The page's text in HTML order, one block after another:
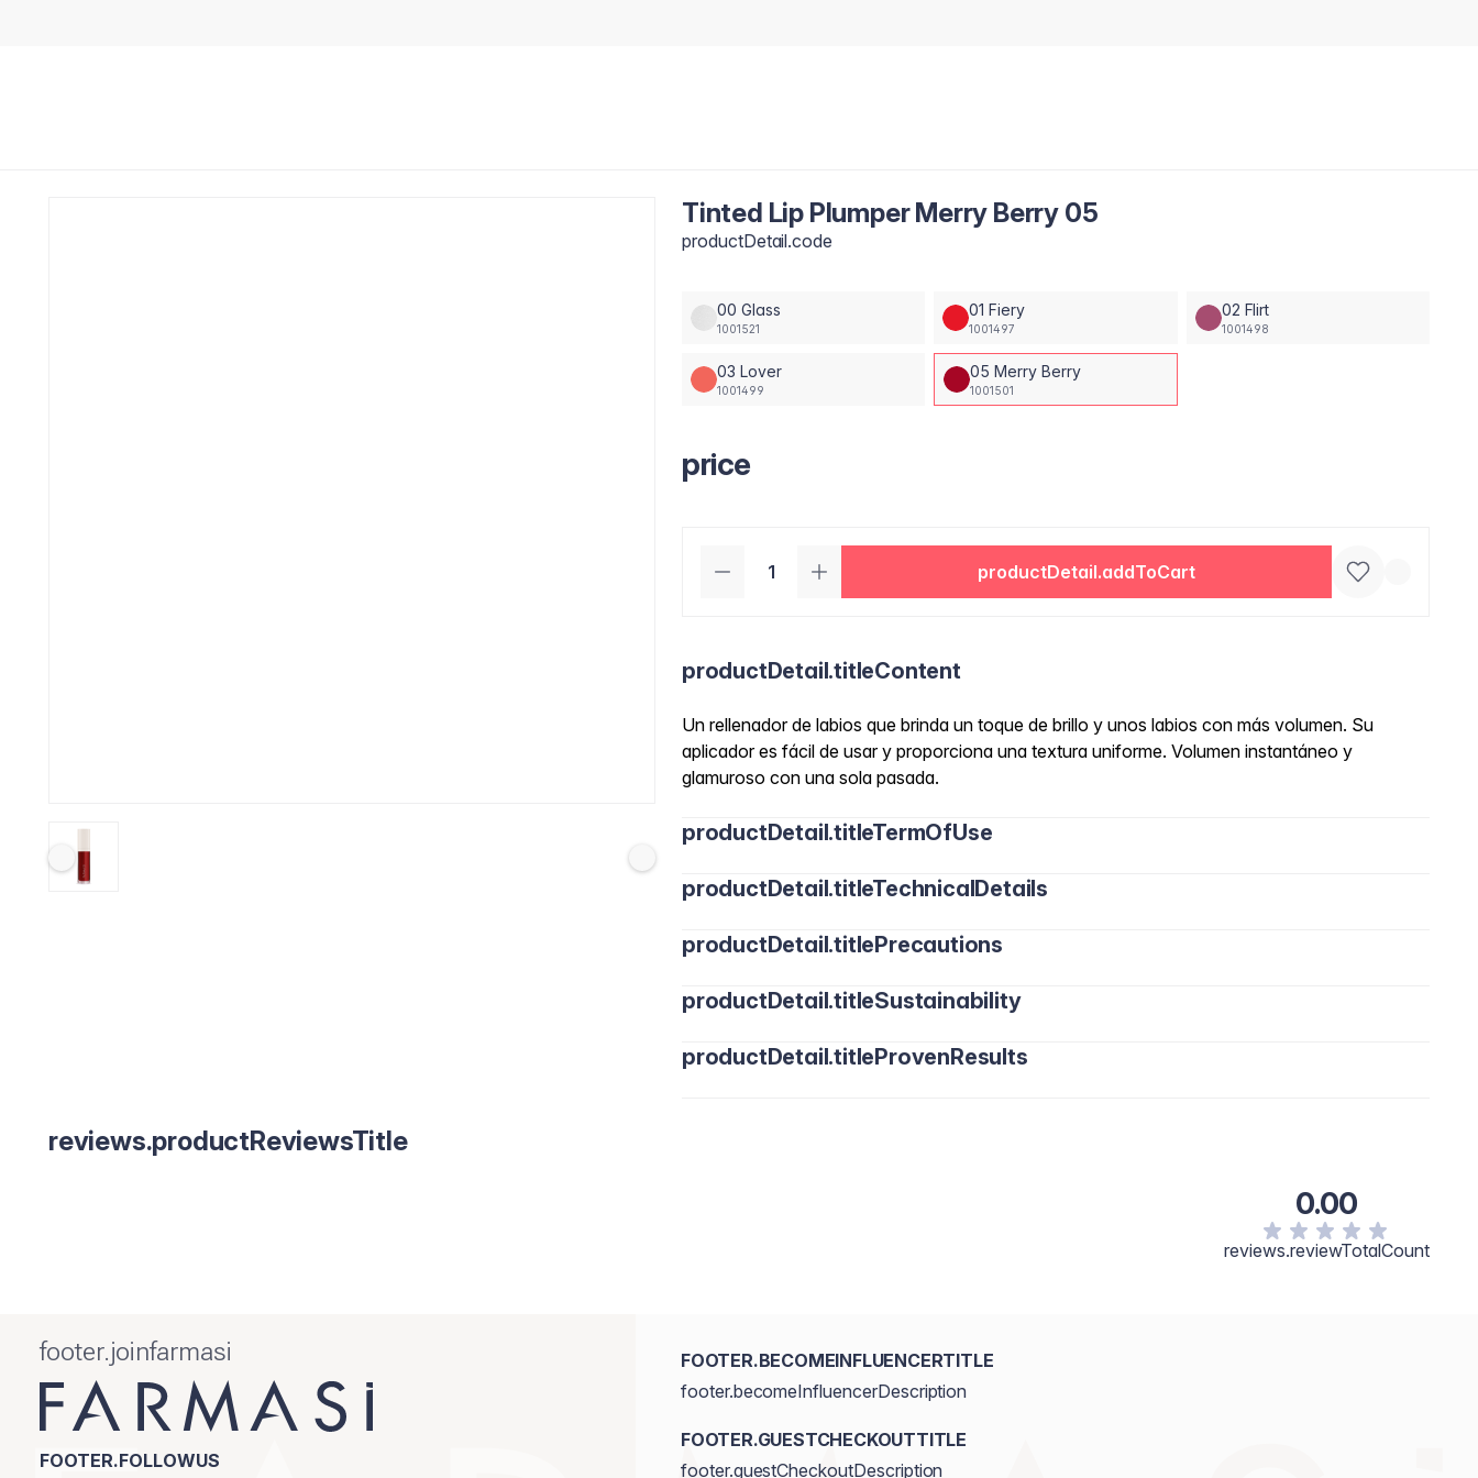
Tinted Lip Plumper Merry Berry 05
productDetail.code
00 Glass
1001521
01 Fiery
1001497
02 Flirt
1001498
03 Lover
1001499
05 Merry Berry
1001501
price
productDetail.addToCart
productDetail.titleContent
Un rellenador de labios que brinda un toque de brillo y unos labios con más volumen. Su
aplicador es fácil de usar y proporciona una textura uniforme. Volumen instantáneo y
glamuroso con una sola pasada.
productDetail.titleTermOfUse
productDetail.titleTechnicalDetails
productDetail.titlePrecautions
productDetail.titleSustainability
productDetail.titleProvenResults
reviews.productReviewsTitle
0.00
reviews.reviewTotalCount
footer.joinfarmasi
FOOTER.FOLLOWUS
FOOTER.BECOMEINFLUENCERTITLE
footer.becomeInfluencerDescription
FOOTER.GUESTCHECKOUTTITLE
footer.guestCheckoutDescription